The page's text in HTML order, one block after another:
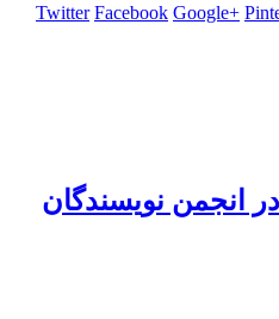
Twitter Facebook Google+
انجمن نویسندگان